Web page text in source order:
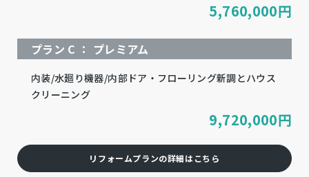
5,760,000円
プラン C ： プレミアム
内装/水廻り機器/内部ドア・フローリング新調とハウス
クリーニング
9,720,000円
リフォームプランの詳細はこちら